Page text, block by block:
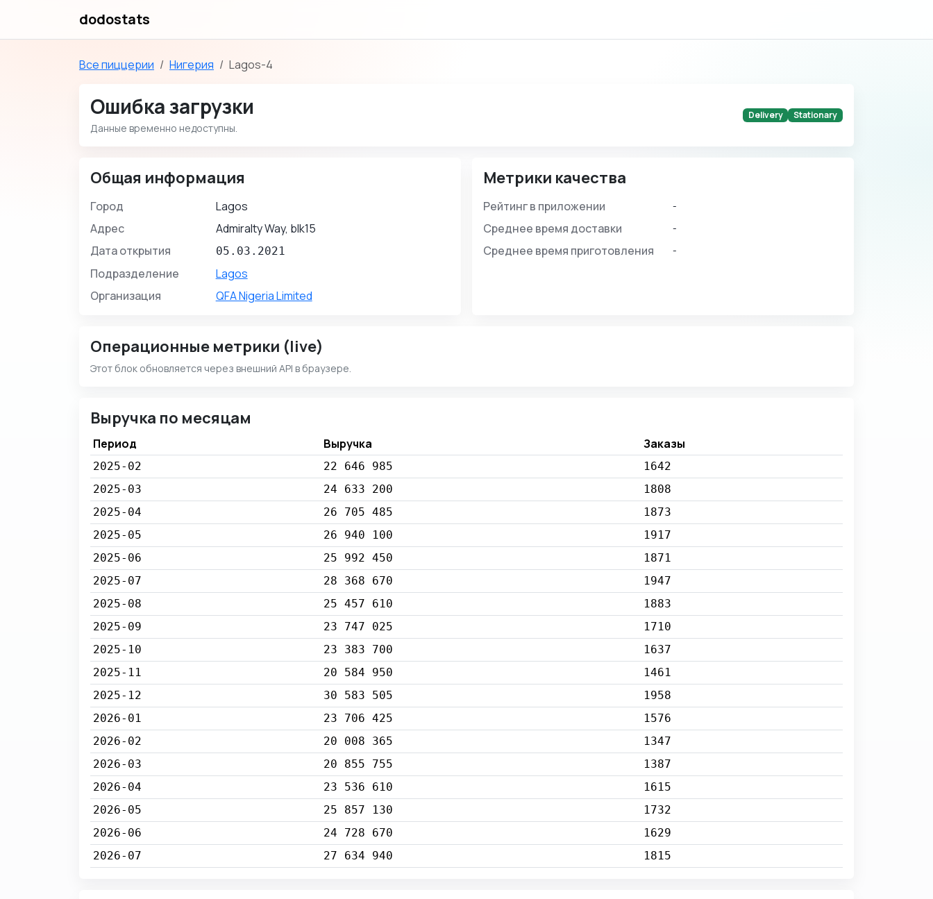
dodostats
Все пиццерии Нигерия Lagos-4
Ошибка загрузки
Данные временно недоступны.
Delivery Stationary
Общая информация
Город
Lagos
Адрес
Admiralty Way, blk15
Дата открытия
05.03.2021
Подразделение
Lagos
Организация
QFA Nigeria Limited
Метрики качества
Рейтинг в приложении -
Среднее время доставки -
Среднее время приготовления -
Операционные метрики (live)
Этот блок обновляется через внешний API в браузере.
Выручка по месяцам
Период Выручка Заказы
2025-02 22 646 985
1642
2025-03
24 633 200
1808
2025-04
26 705 485
1873
2025-05
26 940 100
1917
2025-06
25 992 450
1871
2025-07
28 368 670
1947
2025-08
25 457 610
1883
2025-09
23 747 025
1710
2025-10
23 383 700
1637
2025-11
20 584 950
1461
2025-12
30 583 505
1958
2026-01
23 706 425
1576
2026-02
20 008 365
1347
2026-03
20 855 755
1387
2026-04
23 536 610
1615
2026-05
25 857 130
1732
2026-06
24 728 670
1629
2026-07
27 634 940 1815